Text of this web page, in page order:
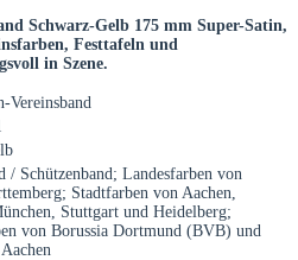
Schwarz-Gelb 175 mm Super-Satin,
Festtafeln und
in Szene.
Vereinsband
/ Schützenband; Landesfarben von
Stadtfarben von Aachen,
Stuttgart und Heidelberg;
von Borussia Dortmund (BVB) und